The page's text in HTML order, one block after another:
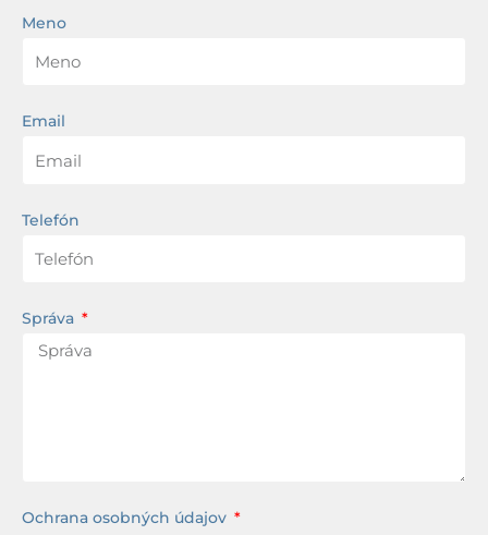
Condens
Meno
Email
Telefón
Správa
Ochrana osobných údajov